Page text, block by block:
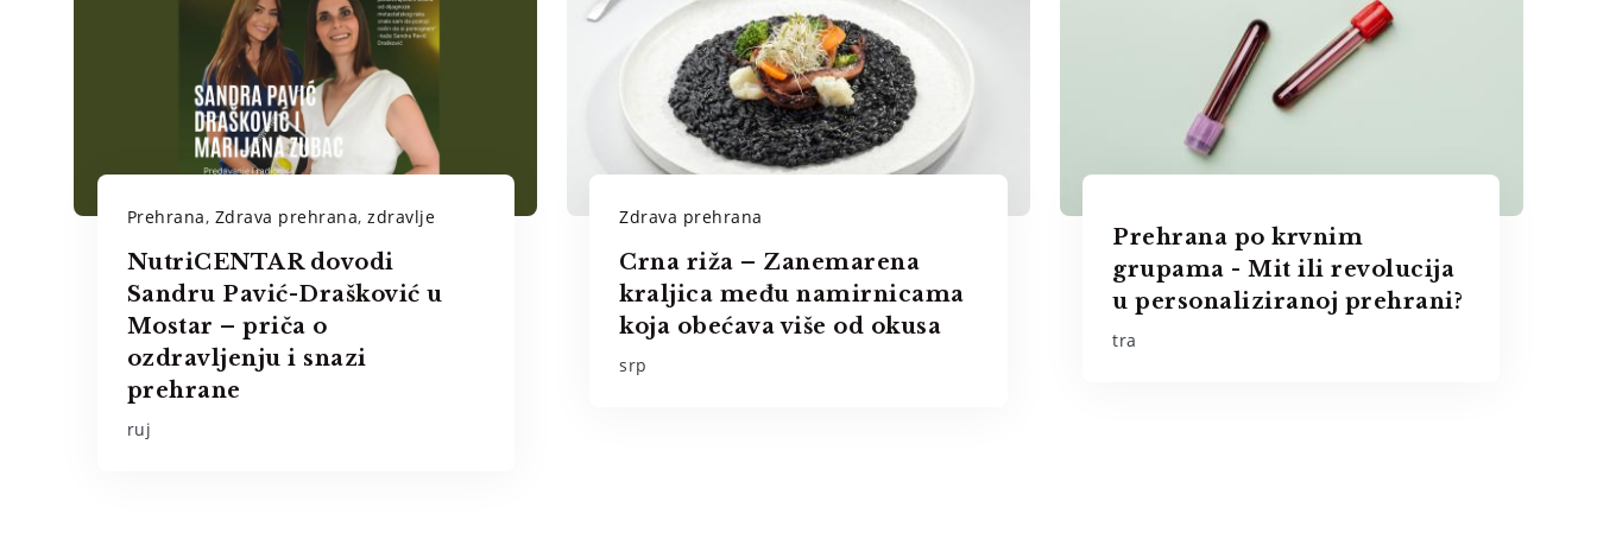
Prehrana, Zdrava prehrana,zdravlje
NutriCENTAR dovodi
Sandru Pavić-Drašković u
Mostar – priča o
ozdravljenju i snazi
prehrane
ruj
Zdrava prehrana
Crna riža – Zanemarena
kraljica među namirnicama
koja obećava više od okusa
srp
Prehrana po krvnim
grupama - Mit ili revolucija
u personaliziranoj prehrani?
tra